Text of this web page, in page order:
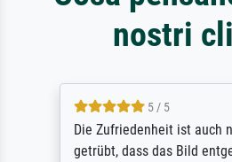
nostri
5 / 5
Die Zufriedenheit ist auch
getrübt, dass das Bild